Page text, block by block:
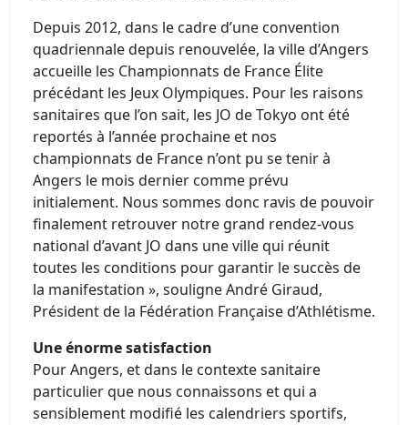
Depuis 2012, dans le cadre d’une convention
quadriennale depuis renouvelée, la ville d’Angers
accueille les Championnats de France Élite
précédant les Jeux Olympiques. Pour les raisons
sanitaires que l’on sait, les JO de Tokyo ont été
reportés à l’année prochaine et nos
championnats de France n’ont pu se tenir à
Angers le mois dernier comme prévu
initialement. Nous sommes donc ravis de pouvoir
finalement retrouver notre grand rendez-vous
national d’avant JO dans une ville qui réunit
toutes les conditions pour garantir le succès de
la manifestation », souligne André Giraud,
Président de la Fédération Française d’Athlétisme.
Une énorme satisfaction
Pour Angers, et dans le contexte sanitaire
particulier que nous connaissons et qui a
sensiblement modifié les calendriers sportifs,